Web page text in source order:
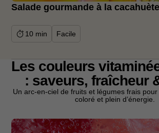
Salade gourmande à la cacahuète
10 min Facile
Les couleurs
: saveurs, fraîcheur
Un arc-en-ciel de fruits et légumes frais pour
coloré et plein d’énergie.